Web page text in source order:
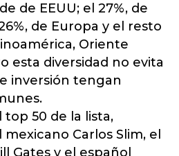
de EEUU; el 27%, de
de Europa y el resto
Oriente
esta diversidad no evita
inversión tengan
top 50 de la lista,
Carlos Slim, el
Gates y el español